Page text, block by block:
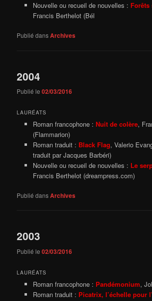
Nouvelle ou recueil de nouvelles : Forêts
Francis Berthelot (Bél
Publié dansArchives
2004
Publié le02/03/2016
LAURÉATS
Roman francophone : Nuit de colère,
(Flammarion)
Roman traduit : Black Flag, Valerio
traduit par Jacques Barbéri)
Nouvelle ou recueil de nouvelles : Le
Francis Berthelot (dreampress.com)
Publié dansArchives
2003
Publié le02/03/2016
LAURÉATS
Roman francophone : Pandémonium,
Roman traduit : Picatrix, l’échelle pour